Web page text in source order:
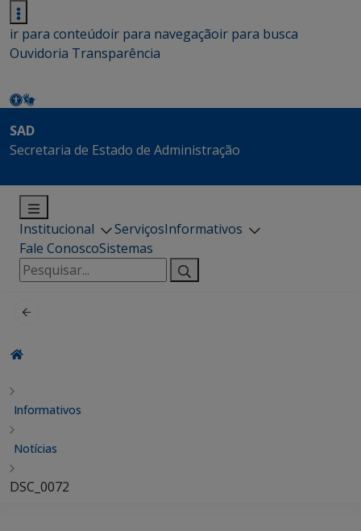
ir para conteúdoir para navegaçãoir para busca
Ouvidoria Transparência
SAD
Secretaria de Estado de Administração
Institucional ServiçosInformativos
Fale ConoscoSistemas
Pesquisar
por:
Informativos
Notícias
DSC_0072